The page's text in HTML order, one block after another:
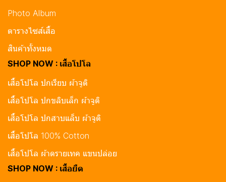
Photo Album
ตารางไซส์เสื้อ
สินค้าทั้งหมด
SHOP NOW : เสื้อโปโล
เสื้อโปโล ปกเรียบ ผ้าจูติ
เสื้อโปโล ปกขลิบเล็ก ผ้าจูติ
เสื้อโปโล ปกสาบแล็บ ผ้าจูติ
เสื้อโปโล 100% Cotton
เสื้อโปโล ผ้าดรายเทค แขนปล่อย
SHOP NOW : เสื้อยืด